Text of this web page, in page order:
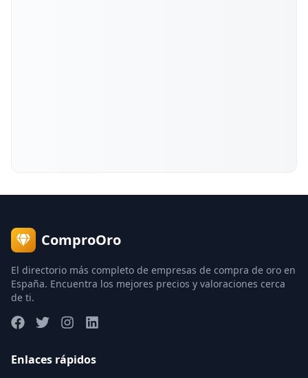
ComproOro
El directorio más completo de empresas de compra de oro en
España. Encuentra los mejores precios y valoraciones cerca
de ti.
Enlaces rápidos